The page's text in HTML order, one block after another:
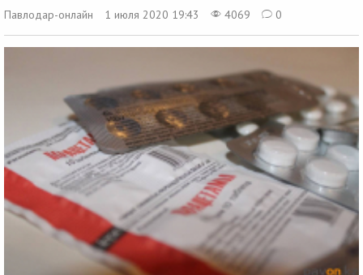
Павлодар-онлайн
1 июля 2020 19:43 4069 0